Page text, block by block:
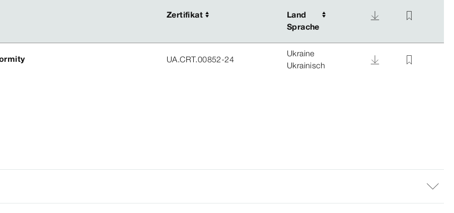
Zertifikat
Land
Sprache
Zertifikat
Land
Sprache
UA.CRT.00852-24
Ukraine
Ukrainisch